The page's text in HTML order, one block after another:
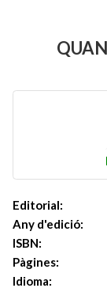
Editorial:
Any d'edició:
ISBN:
Pàgines:
Idioma: